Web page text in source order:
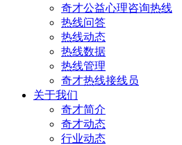
奇才公益心理咨询热线
热线问答
热线动态
热线数据
热线管理
奇才热线接线员
关于我们
奇才简介
奇才动态
行业动态